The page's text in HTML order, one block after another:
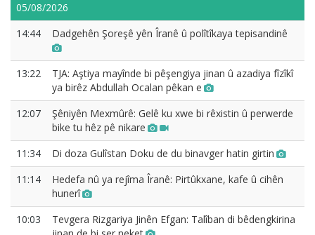
05/08/2026
14:44
Dadgehên Şoreşê yên Îranê û polîtîkaya tepisandinê
13:22
TJA: Aştiya mayînde bi pêşengiya jinan û azadiya fîzîkî
ya birêz Abdullah Ocalan pêkan e
12:07
Şêniyên Mexmûrê: Gelê ku xwe bi rêxistin û perwerde
bike tu hêz pê nikare
11:34
Di doza Gulîstan Doku de du binavger hatin girtin
11:14
Hedefa nû ya rejîma Îranê: Pirtûkxane, kafe û cihên
hunerî
10:03
Tevgera Rizgariya Jinên Efgan: Talîban di bêdengkirina